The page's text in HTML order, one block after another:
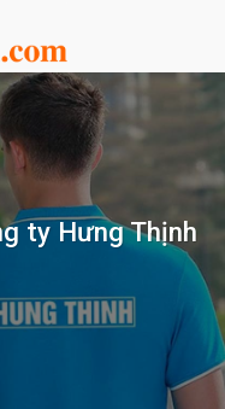
ty Hưng Thịnh